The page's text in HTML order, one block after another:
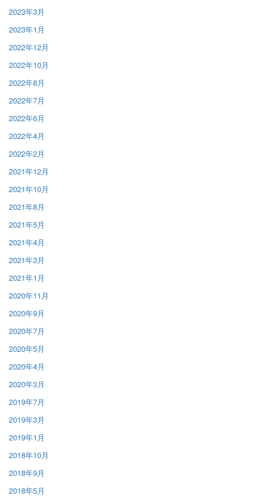
2023年3月
2023年1月
2022年12月
2022年10月
2022年8月
2022年7月
2022年6月
2022年4月
2022年2月
2021年12月
2021年10月
2021年8月
2021年5月
2021年4月
2021年3月
2021年1月
2020年11月
2020年9月
2020年7月
2020年5月
2020年4月
2020年3月
2019年7月
2019年3月
2019年1月
2018年10月
2018年9月
2018年5月